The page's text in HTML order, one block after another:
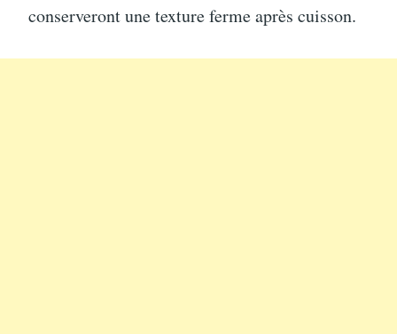
conserveront une texture ferme après cuisson.